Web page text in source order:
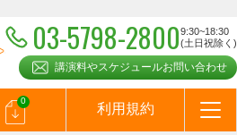
03-5798-28009:30~18:30
(土日祝除く)
講演料やスケジュールお問い合わせ
0
利用規約